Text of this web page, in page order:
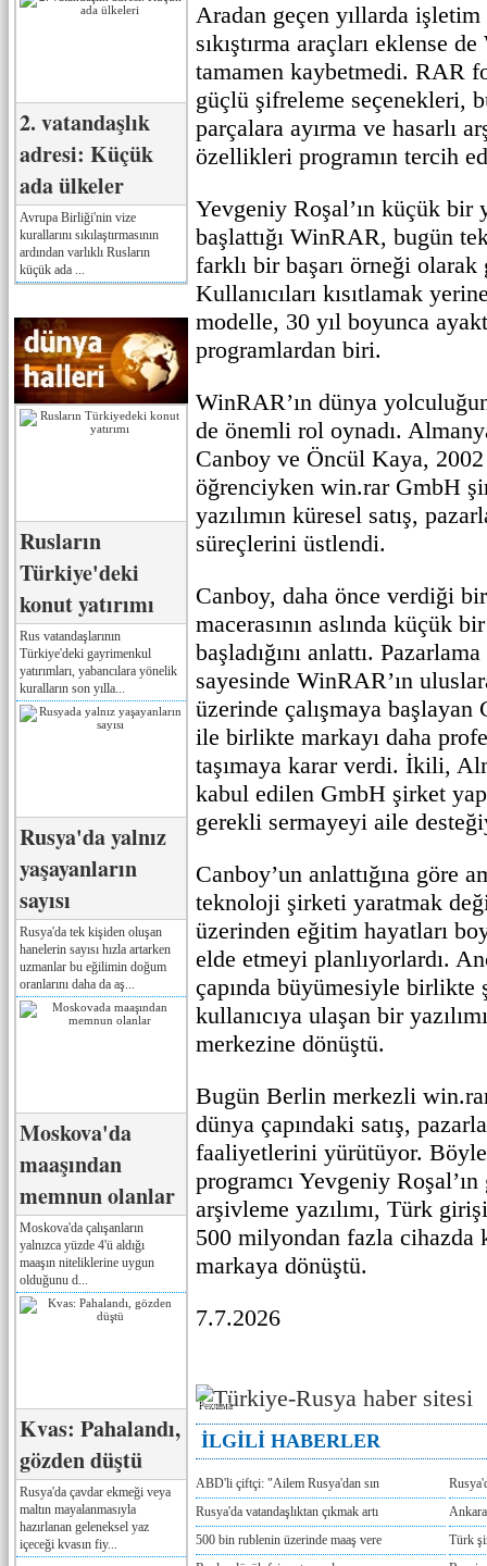
2. vatandaşlık
adresi: Küçük
ada ülkeler
Avrupa Birliği'nin vize
kurallarını sıkılaştırmasının
ardından varlıklı Rusların
küçük ada ...
Rusların
Türkiye'deki
konut yatırımı
Rus vatandaşlarının
Türkiye'deki gayrimenkul
yatırımları, yabancılara yönelik
kuralların son yılla...
Rusya'da yalnız
yaşayanların
sayısı
Rusya'da tek kişiden oluşan
hanelerin sayısı hızla artarken
uzmanlar bu eğilimin doğum
oranlarını daha da aş...
Moskova'da
maaşından
memnun olanlar
Moskova'da çalışanların
yalnızca yüzde 4'ü aldığı
maaşın niteliklerine uygun
olduğunu d...
Kvas: Pahalandı,
gözden düştü
Rusya'da çavdar ekmeği veya
maltın mayalanmasıyla
hazırlanan geleneksel yaz
içeceği kvasın fiy...
Aradan geçen yıllarda
sıkıştırma araçları eklense
tamamen kaybetmedi. RAR
güçlü şifreleme seçenekleri,
parçalara ayırma ve hasarlı
özellikleri programın tercih
Yevgeniy Roşal’ın küçük bir
başlattığı WinRAR, bugün
farklı bir başarı örneği
Kullanıcıları kısıtlamak
modelle, 30 yıl boyunca
programlardan biri.
WinRAR’ın dünya
de önemli rol oynadı.
Canboy ve Öncül Kaya, 2002
öğrenciyken win.rar GmbH
yazılımın küresel satış,
süreçlerini üstlendi.
Canboy, daha önce verdiği
macerasının aslında küçük
başladığını anlattı.
sayesinde WinRAR’ın
üzerinde çalışmaya
ile birlikte markayı daha
taşımaya karar verdi. İkili,
kabul edilen GmbH şirket
gerekli sermayeyi aile
Canboy’un anlattığına göre
teknoloji şirketi yaratmak
üzerinden eğitim hayatları
elde etmeyi planlıyorlardı.
çapında büyümesiyle
kullanıcıya ulaşan bir
merkezine dönüştü.
Bugün Berlin merkezli
dünya çapındaki satış,
faaliyetlerini yürütüyor.
programcı Yevgeniy
arşivleme yazılımı, Türk
500 milyondan fazla cihazda
markaya dönüştü.
7.7.2026
Реклама
İLGİLİ HABERLER
ABD'li çiftçi: "Ailem Rusya'dan sın
Rusya'da vatandaşlıktan çıkmak artı
500 bin rublenin üzerinde maaş vere
Türk